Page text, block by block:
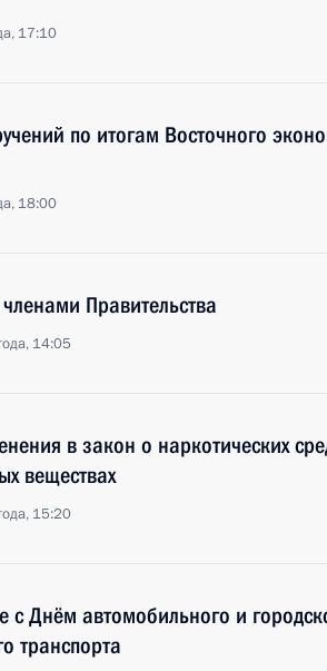
17:10
по итогам Восточного
18:00
Правительства
14:05
в закон о наркотических
веществах
15:20
с Днём автомобильного и
транспорта